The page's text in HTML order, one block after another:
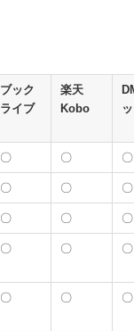
ブック
ライブ
楽天
Kobo
〇 〇 〇
〇 〇 〇
〇 〇 〇
〇 〇 〇
〇 〇 〇